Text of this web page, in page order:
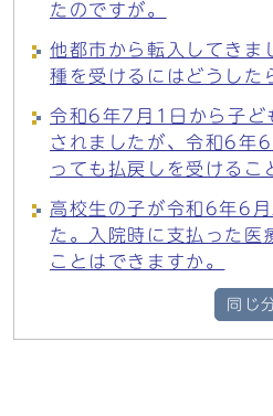
たのですが。
他都市から転入してきま
種を受けるにはどうした
令和6年7月1日から子ど
されましたが、令和6年
っても払戻しを受けるこ
高校生の子が令和6年6
た。入院時に支払った医
ことはできますか。
同じ